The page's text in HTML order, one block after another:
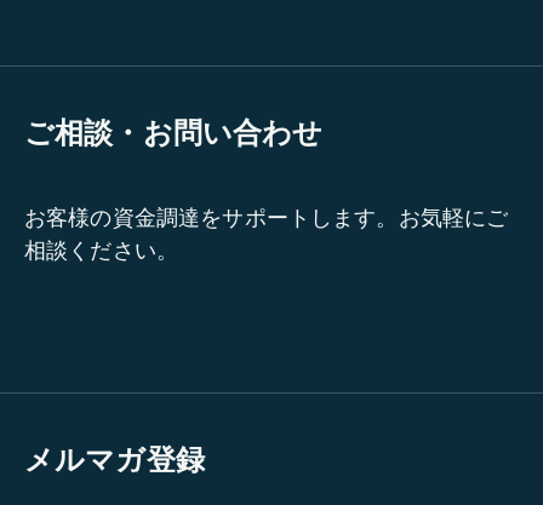
ご相談・お問い合わせ
お客様の資金調達をサポートします。お気軽にご
相談ください。
メルマガ登録